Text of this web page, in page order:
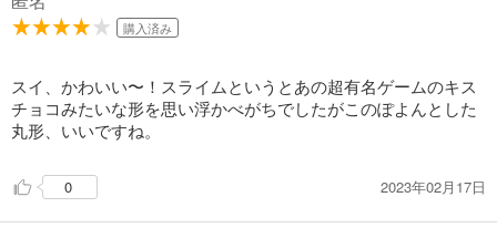
購入済み
スイ、かわいい〜！スライムというとあの超有名ゲームのキス
チョコみたいな形を思い浮かべがちでしたがこのぽよんとした
丸形、いいですね。
0 2023年02月17日